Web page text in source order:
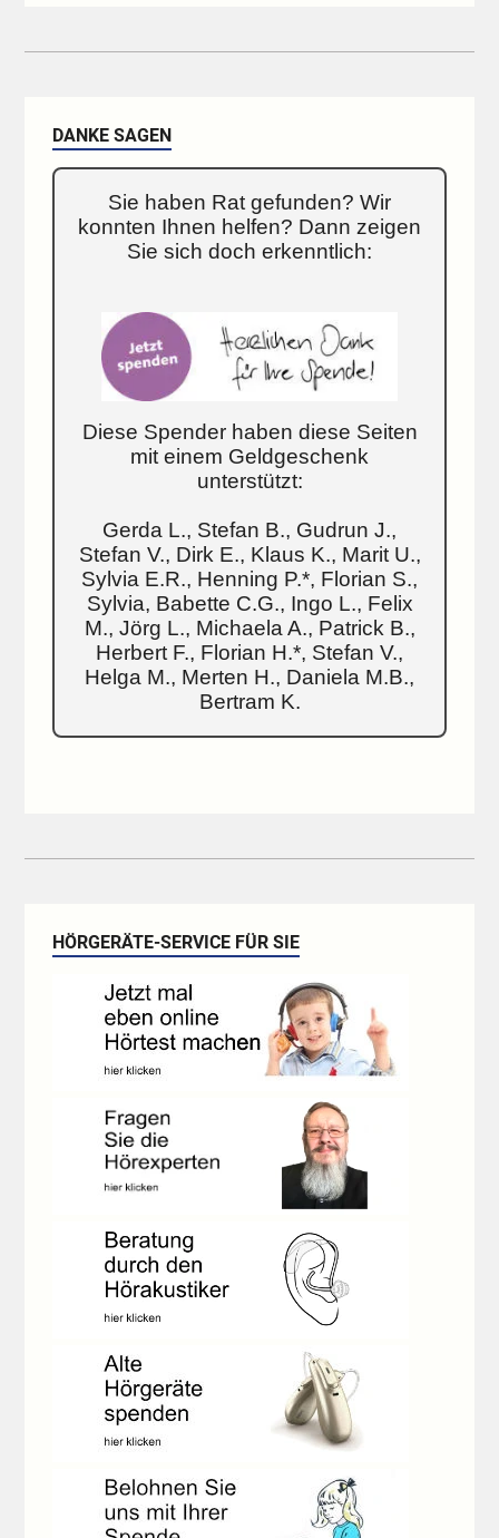
DANKE SAGEN
Sie haben Rat gefunden? Wir
konnten Ihnen helfen? Dann zeigen
Sie sich doch erkenntlich:
Diese Spender haben diese Seiten
mit einem Geldgeschenk
unterstützt:
Gerda L., Stefan B., Gudrun J.,
Stefan V., Dirk E., Klaus K., Marit U.,
Sylvia E.R., Henning P.*, Florian S.,
Sylvia, Babette C.G., Ingo L., Felix
M., Jörg L., Michaela A., Patrick B.,
Herbert F., Florian H.*, Stefan V.,
Helga M., Merten H., Daniela M.B.,
Bertram K.
HÖRGERÄTE-SERVICE FÜR SIE